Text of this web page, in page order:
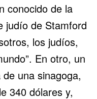
conocido de la
judío de Stamford
los judíos,
En otro, un
una sinagoga,
340 dólares y,